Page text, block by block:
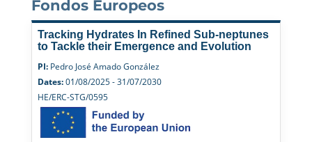
Fondos Europeos
Tracking Hydrates In Refined Sub-neptunes
to Tackle their Emergence and Evolution
PI:Pedro José Amado González
Dates:01/08/2025 - 31/07/2030
HE/ERC-STG/0595